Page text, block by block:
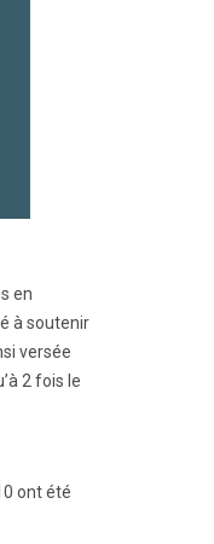
en
à soutenir
versée
2 fois le
ont été